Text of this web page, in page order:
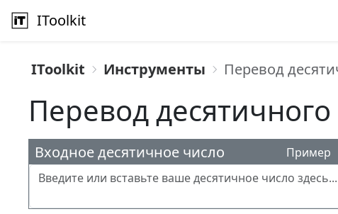
IToolkit
IToolkit Инструменты Перевод
Перевод
Входное десятичное число Пример